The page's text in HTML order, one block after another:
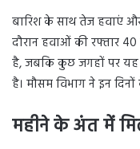
बारिश के साथ तेज हवाएं
दौरान हवाओं की रफ्तार
है, जबकि कुछ जगहों पर यह
है। मौसम विभाग ने इन
महीने के अंत में